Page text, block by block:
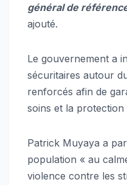
général de
ajouté.
Le gouvernement a
sécuritaires autour
renforcés afin de
soins et la
Patrick Muyaya a
population « au
violence contre les